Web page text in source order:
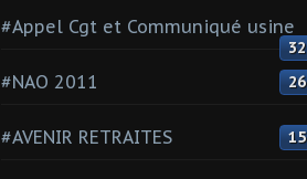
#Appel Cgt et Communiqué usine
32
#NAO 2011 26
#AVENIR RETRAITES 15